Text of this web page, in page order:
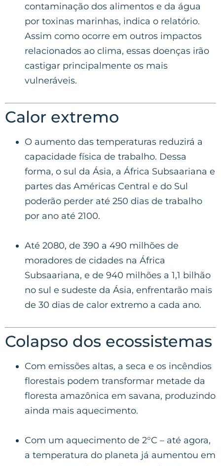
contaminação dos alimentos e da água
por toxinas marinhas, indica o relatório.
Assim como ocorre em outros impactos
relacionados ao clima, essas doenças irão
castigar principalmente os mais
vulneráveis.
Calor extremo
O aumento das temperaturas reduzirá a
capacidade física de trabalho. Dessa
forma, o sul da Ásia, a África Subsaariana e
partes das Américas Central e do Sul
poderão perder até 250 dias de trabalho
por ano até 2100.
Até 2080, de 390 a 490 milhões de
moradores de cidades na África
Subsaariana, e de 940 milhões a 1,1 bilhão
no sul e sudeste da Ásia, enfrentarão mais
de 30 dias de calor extremo a cada ano.
Colapso dos ecossistemas
Com emissões altas, a seca e os incêndios
florestais podem transformar metade da
floresta amazônica em savana, produzindo
ainda mais aquecimento.
Com um aquecimento de 2°C – até agora,
a temperatura do planeta já aumentou em